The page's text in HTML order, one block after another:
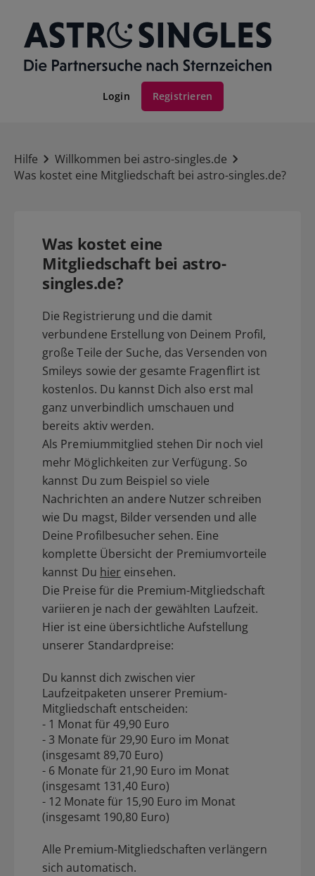
Login Registrieren
Hilfe
Willkommen bei astro-singles.de
Was kostet eine Mitgliedschaft bei astro-singles.de?
Was kostet eine
Mitgliedschaft bei astro-
singles.de?
Die Registrierung und die damit
verbundene Erstellung von Deinem Profil,
große Teile der Suche, das Versenden von
Smileys sowie der gesamte Fragenflirt ist
kostenlos. Du kannst Dich also erst mal
ganz unverbindlich umschauen und
bereits aktiv werden.
Als Premiummitglied stehen Dir noch viel
mehr Möglichkeiten zur Verfügung. So
kannst Du zum Beispiel so viele
Nachrichten an andere Nutzer schreiben
wie Du magst, Bilder versenden und alle
Deine Profilbesucher sehen. Eine
komplette Übersicht der Premiumvorteile
kannst Du hier einsehen.
Die Preise für die Premium-Mitgliedschaft
variieren je nach der gewählten Laufzeit.
Hier ist eine übersichtliche Aufstellung
unserer Standardpreise:
Du kannst dich zwischen vier
Laufzeitpaketen unserer Premium-
Mitgliedschaft entscheiden:
- 1 Monat für 49,90 Euro
- 3 Monate für 29,90 Euro im Monat
(insgesamt 89,70 Euro)
- 6 Monate für 21,90 Euro im Monat
(insgesamt 131,40 Euro)
- 12 Monate für 15,90 Euro im Monat
(insgesamt 190,80 Euro)
Alle Premium-Mitgliedschaften verlängern
sich automatisch.